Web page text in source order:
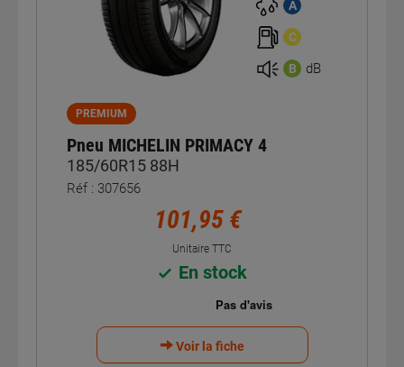
A
C
B dB
PREMIUM
Pneu MICHELIN PRIMACY 4
185/60R15 88H
Réf : 307656
101,95 €
Unitaire TTC
En stock
Voir la fiche